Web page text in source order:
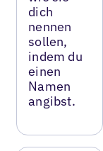
dich
nennen
sollen,
indem du
einen
Namen
angibst.